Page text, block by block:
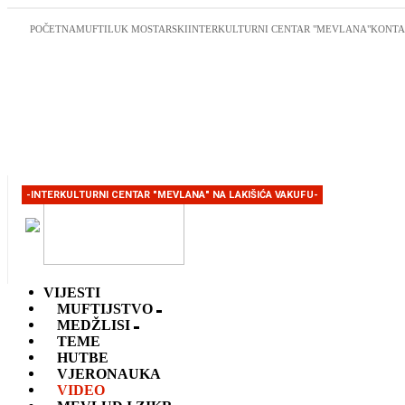
POČETNAMUFTILUK MOSTARSKIINTERKULTURNI CENTAR "MEVLANA"
-INTERKULTURNI CENTAR "MEVLANA" NA LAKIŠIĆA VAKUFU-
VIJESTI
MUFTIJSTVO
MEDŽLISI
TEME
HUTBE
VJERONAUKA
VIDEO